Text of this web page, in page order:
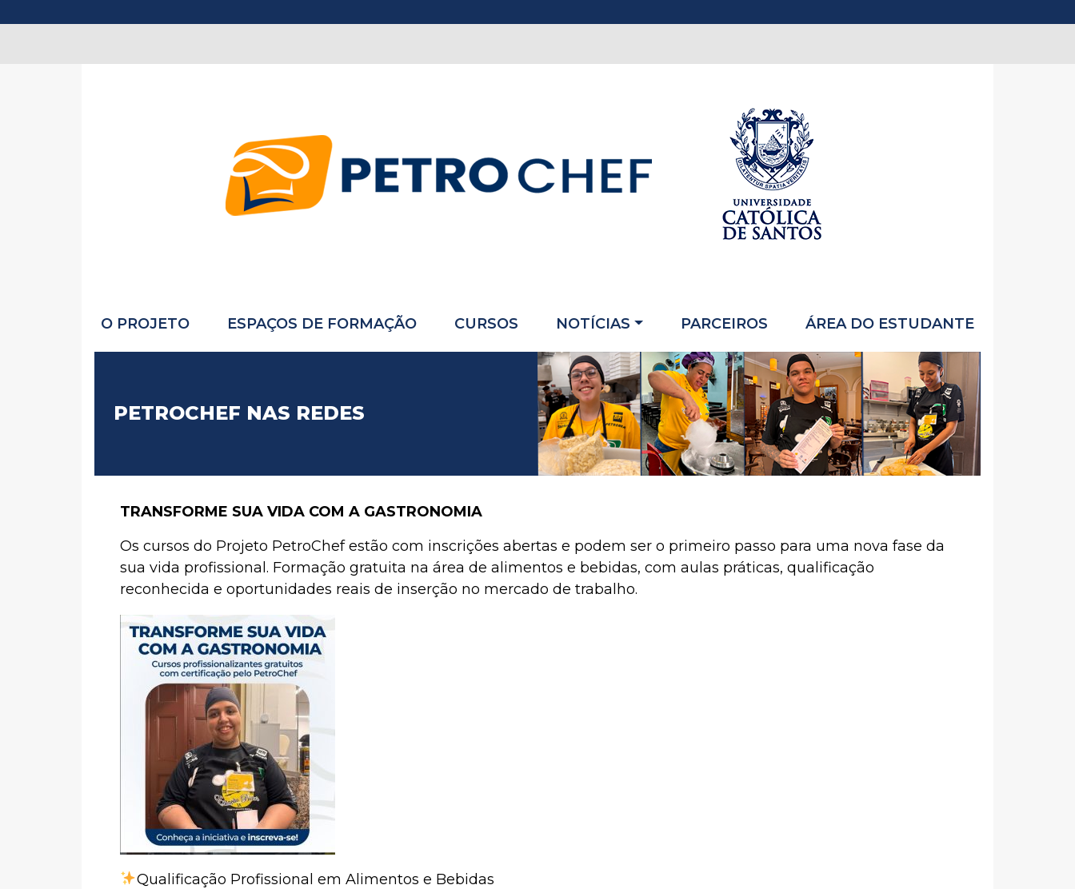
O PROJETO ESPAÇOS DE FORMAÇÃO CURSOS NOTÍCIAS PARCEIROS ÁREA DO ESTUDANTE
PETROCHEF NAS REDES
TRANSFORME SUA VIDA COM A GASTRONOMIA
Os cursos do Projeto PetroChef estão com inscrições abertas e podem ser o primeiro passo para uma nova fase da
sua vida profissional. Formação gratuita na área de alimentos e bebidas, com aulas práticas, qualificação
reconhecida e oportunidades reais de inserção no mercado de trabalho.
Qualificação Profissional em Alimentos e Bebidas